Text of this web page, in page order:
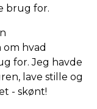
brug for.
hvad
for. Jeg havde
lave stille og
- skønt!